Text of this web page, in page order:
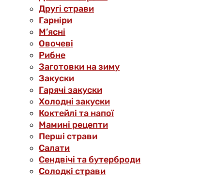
Другі страви
Гарніри
М’ясні
Овочеві
Рибне
Заготовки на зиму
Закуски
Гарячі закуски
Холодні закуски
Коктейлі та напої
Мамині рецепти
Перші страви
Салати
Сендвічі та бутерброди
Солодкі страви